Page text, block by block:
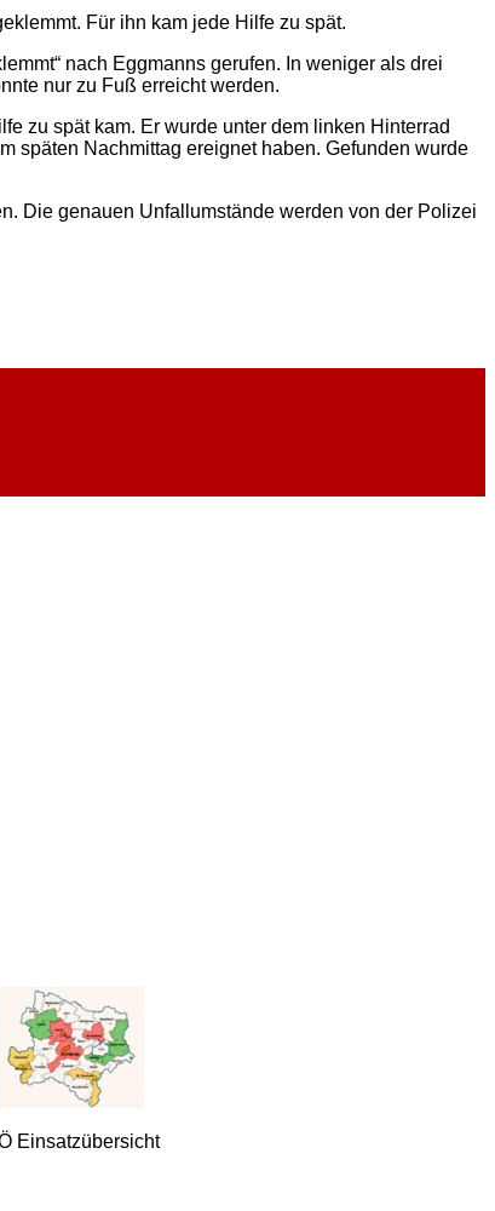
Für ihn kam jede Hilfe zu spät.
nach Eggmanns gerufen. In weniger als drei
nur zu Fuß erreicht werden.
zu spät kam. Er wurde unter dem linken Hinterrad
späten Nachmittag ereignet haben. Gefunden wurde
Die genauen Unfallumstände werden von der Polizei
Einsatzübersicht